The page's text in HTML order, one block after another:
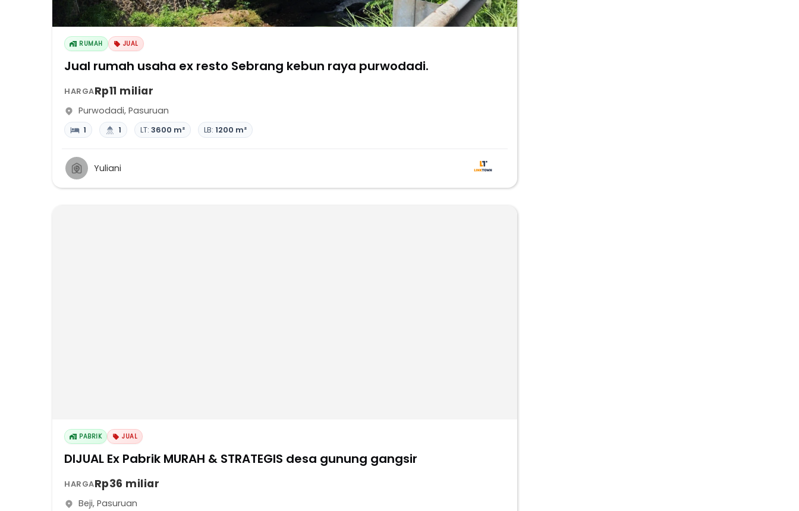
RUMAH JUAL
Jual rumah usaha ex resto Sebrang kebun raya purwodadi.
HARGARp11 miliar
Purwodadi, Pasuruan
1 1 LT: 3600 m² LB: 1200 m²
Yuliani
PABRIK JUAL
DIJUAL Ex Pabrik MURAH & STRATEGIS desa gunung gangsir
HARGARp36 miliar
Beji, Pasuruan